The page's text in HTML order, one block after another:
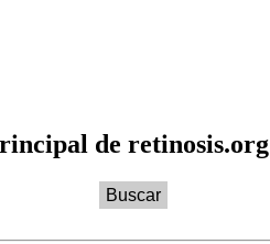
de retinosis.org